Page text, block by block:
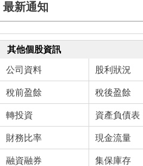
最新通知
其他個股資訊
公司資料 股利狀況
稅前盈餘 稅後盈餘
轉投資 資產負債表
財務比率 現金流量
融資融券 集保庫存